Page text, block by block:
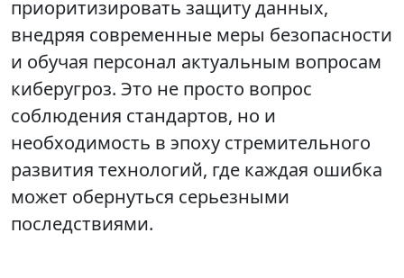
приоритизировать защиту данных,
внедряя современные меры безопасности
и обучая персонал актуальным вопросам
киберугроз. Это не просто вопрос
соблюдения стандартов, но и
необходимость в эпоху стремительного
развития технологий, где каждая ошибка
может обернуться серьезными
последствиями.